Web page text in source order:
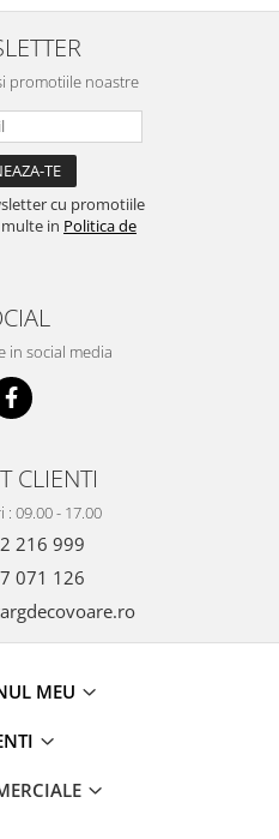
promotiile noastre
cu promotiile
in Politica de
in social media
CLIENTI
: 09.00 - 17.00
216 999
071 126
MEU